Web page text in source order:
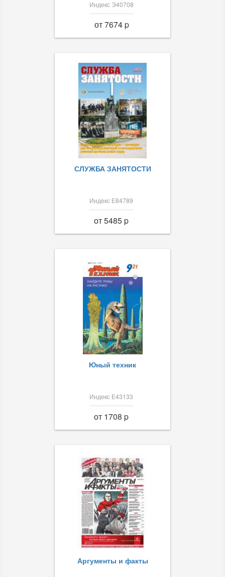
Индекс Э40708
от 7674 p
СЛУЖБА ЗАНЯТОСТИ
Индекс Е84789
от 5485 p
Юный техник
Индекс Е43133
от 1708 p
Аргументы и факты